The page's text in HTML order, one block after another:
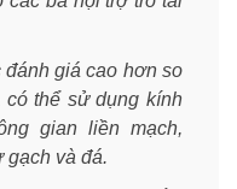
giá cao hơn so
thể sử dụng kính
gian liền mạch,
gạch và đá.